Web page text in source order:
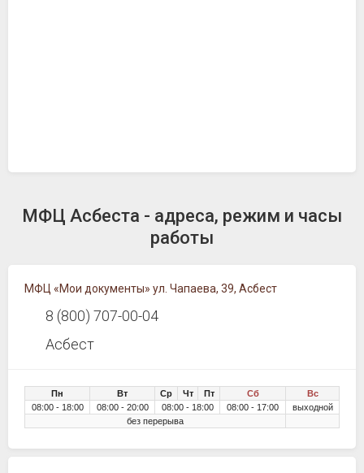
МФЦ Асбеста - адреса, режим и часы
работы
МФЦ «Мои документы» ул. Чапаева, 39, Асбест
8 (800) 707-00-04
Асбест
Пн Вт Ср Чт Пт Сб
Вс
08:00 - 18:00
08:00 - 20:00 08:00 - 18:00 08:00 - 17:00
выходной
без перерыва